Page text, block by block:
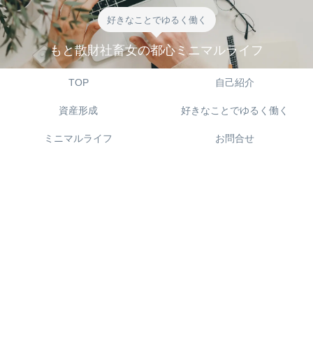
好きなことでゆるく働く
もと散財社畜女の都心ミニマルライフ
TOP 自己紹介
資産形成 好きなことでゆるく働く
ミニマルライフ お問合せ